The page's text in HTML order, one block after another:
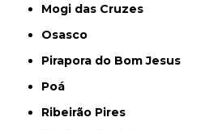
Mogi das Cruzes
Osasco
Pirapora do Bom Jesus
Poá
Ribeirão Pires